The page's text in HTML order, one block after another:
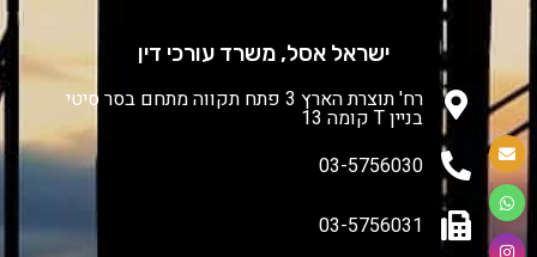
ישראל אסל, משרד עורכי דין
רח' תוצרת הארץ 3 פתח תקווה מתחם בסר סיטי
בניין T קומה 13
03-5756030
03-5756031